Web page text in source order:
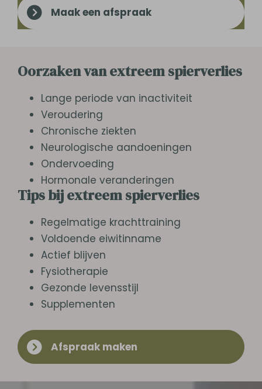
Maak een afspraak
Oorzaken van extreem spierverlies
Lange periode van inactiviteit
Veroudering
Chronische ziekten
Neurologische aandoeningen
Ondervoeding
Hormonale veranderingen
Tips bij extreem spierverlies
Regelmatige krachttraining
Voldoende eiwitinname
Actief blijven
Fysiotherapie
Gezonde levensstijl
Supplementen
Afspraak maken